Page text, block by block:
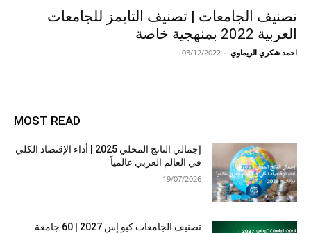
تصنيف الجامعات | تصنيف التايمز للجامعات
العربية 2022 بمنهجية خاصة
احمد شكري الريماوي -
03/12/2022
MOST READ
إجمالي الناتج المحلي 2025 | أداء الإقتصاد الكلي
في العالم العربي عالمياً
19/07/2026
تصنيف الجامعات كيو إس 2027 | 60 جامعة